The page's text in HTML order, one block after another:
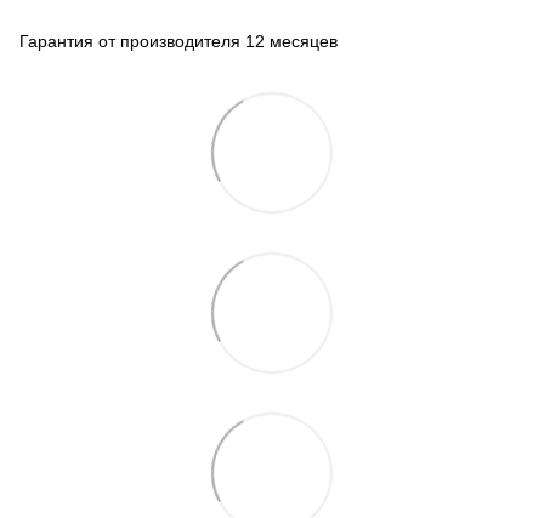
Гарантия от производителя 12 месяцев